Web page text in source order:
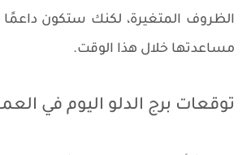
الظروف المتغيرة، لكنك ستكون
مساعدتها خلال هذا الوقت.
توقعات برج الدلو اليوم في